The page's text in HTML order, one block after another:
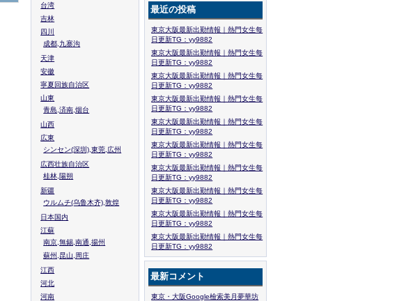
台湾
吉林
四川
成都,九寨沟
天津
安徽
寧夏回族自治区
山東
青島,済南,烟台
山西
広東
シンセン(深圳),東莞,広州
広西壮族自治区
桂林,陽朔
新疆
ウルムチ(乌鲁木齐),敦煌
日本国内
江蘇
南京,無錫,南通,揚州
蘇州,昆山,周庄
江西
河北
河南
最近の投稿
東京大阪最新出勤情報｜熱門女生每
日更新TG：yy9882
東京大阪最新出勤情報｜熱門女生每
日更新TG：yy9882
東京大阪最新出勤情報｜熱門女生每
日更新TG：yy9882
東京大阪最新出勤情報｜熱門女生每
日更新TG：yy9882
東京大阪最新出勤情報｜熱門女生每
日更新TG：yy9882
東京大阪最新出勤情報｜熱門女生每
日更新TG：yy9882
東京大阪最新出勤情報｜熱門女生每
日更新TG：yy9882
東京大阪最新出勤情報｜熱門女生每
日更新TG：yy9882
東京大阪最新出勤情報｜熱門女生每
日更新TG：yy9882
東京大阪最新出勤情報｜熱門女生每
日更新TG：yy9882
最新コメント
東京・大阪Google檢索美月夢華坊